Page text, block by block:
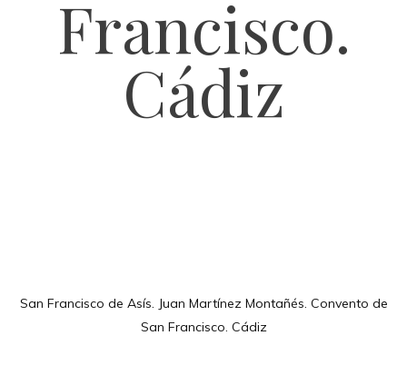
Francisco.
Cádiz
San Francisco de Asís. Juan Martínez Montañés. Convento de
San Francisco. Cádiz